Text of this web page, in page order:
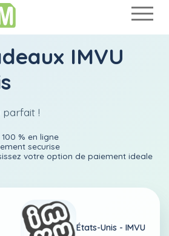
IMVU
!
% en ligne
securise
votre option de paiement ideale
États-Unis - IMVU